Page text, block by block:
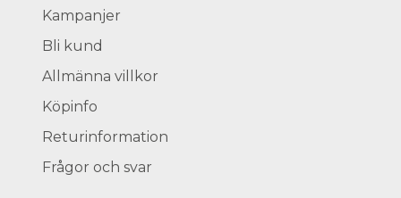
Kampanjer
Bli kund
Allmänna villkor
Köpinfo
Returinformation
Frågor och svar